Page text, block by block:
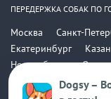
Dogsy –
ПЕРЕДЕРЖКА СОБАК ПО
Москва Санкт-
Екатеринбург
Новосибирск
Омск
Саратов
Уфа